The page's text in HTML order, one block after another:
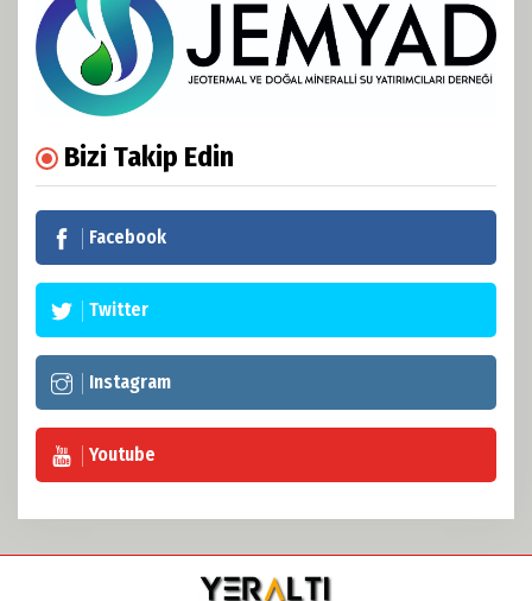
Bizi Takip Edin
Facebook
Twitter
Instagram
Youtube